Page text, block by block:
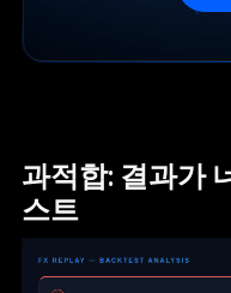
과적합: 결과가
스트